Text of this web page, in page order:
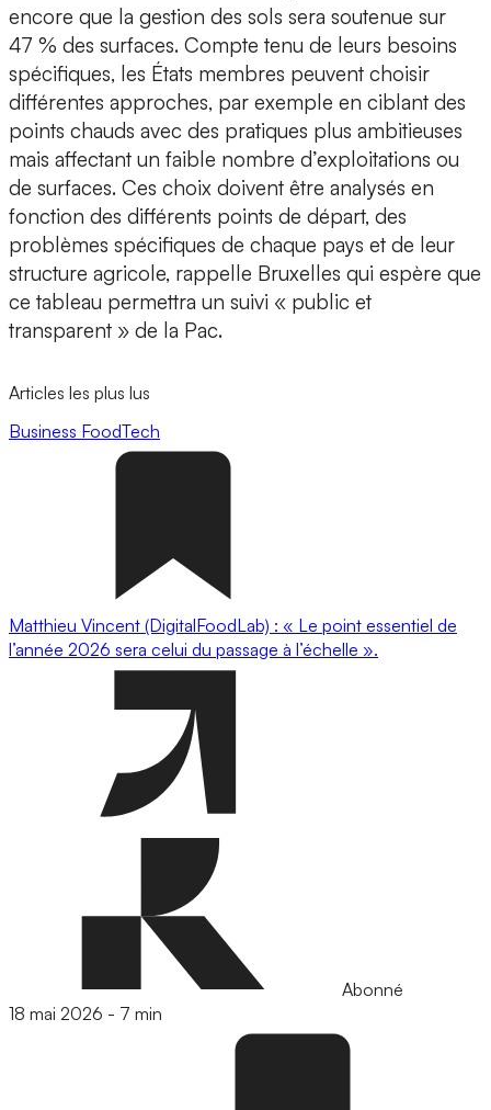
encore que la gestion des sols sera soutenue sur
47 % des surfaces. Compte tenu de leurs besoins
spécifiques, les États membres peuvent choisir
différentes approches, par exemple en ciblant des
points chauds avec des pratiques plus ambitieuses
mais affectant un faible nombre d’exploitations ou
de surfaces. Ces choix doivent être analysés en
fonction des différents points de départ, des
problèmes spécifiques de chaque pays et de leur
structure agricole, rappelle Bruxelles qui espère que
ce tableau permettra un suivi « public et
transparent » de la Pac.
Articles les plus lus
Business FoodTech
Matthieu Vincent (DigitalFoodLab) : « Le point essentiel de
l’année 2026 sera celui du passage à l’échelle ».
Abonné
18 mai 2026 - 7 min